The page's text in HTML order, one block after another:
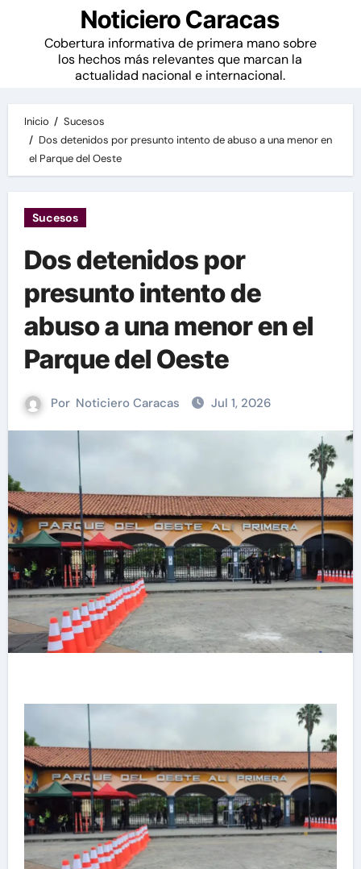
Noticiero Caracas
Cobertura informativa de primera mano sobre
los hechos más relevantes que marcan la
actualidad nacional e internacional.
Inicio
Sucesos
Dos detenidos por presunto intento de abuso a una menor en
el Parque del Oeste
Sucesos
Dos detenidos por
presunto intento de
abuso a una menor en el
Parque del Oeste
Por Noticiero Caracas Jul 1, 2026